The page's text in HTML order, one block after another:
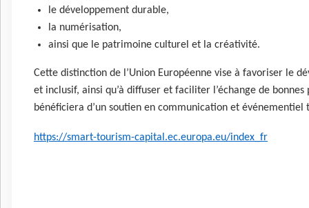
le développement durable,
la numérisation,
ainsi que le patrimoine culturel et la créativité.
Cette distinction de l’Union Européenne vise à favoriser le
et inclusif, ainsi qu’à diffuser et faciliter l’échange de
bénéficiera d’un soutien en communication et événementiel
https://smart-tourism-capital.ec.europa.eu/index_fr